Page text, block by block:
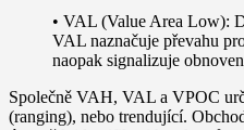
• VAL (Value Area Low):
VAL naznačuje převahu
naopak signalizuje
Společně VAH, VAL a VPOC
(ranging), nebo trendující.